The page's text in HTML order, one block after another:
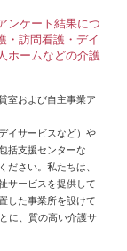
ンケート結果につ
・訪問看護・デイ
ホームなどの介護
室および自主事業ア
イサービスなど）や
括支援センターな
ださい。私たちは、
サービスを提供して
した事業所を設けて
に、質の高い介護サ